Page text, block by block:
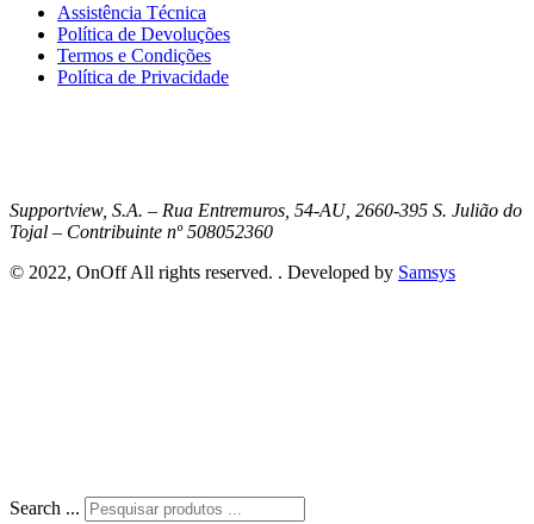
Assistência Técnica
Política de Devoluções
Termos e Condições
Política de Privacidade
Supportview, S.A. – Rua Entremuros, 54-AU, 2660-395 S. Julião do
Tojal – Contribuinte nº 508052360
© 2022, OnOff All rights reserved. . Developed by Samsys
Search ...